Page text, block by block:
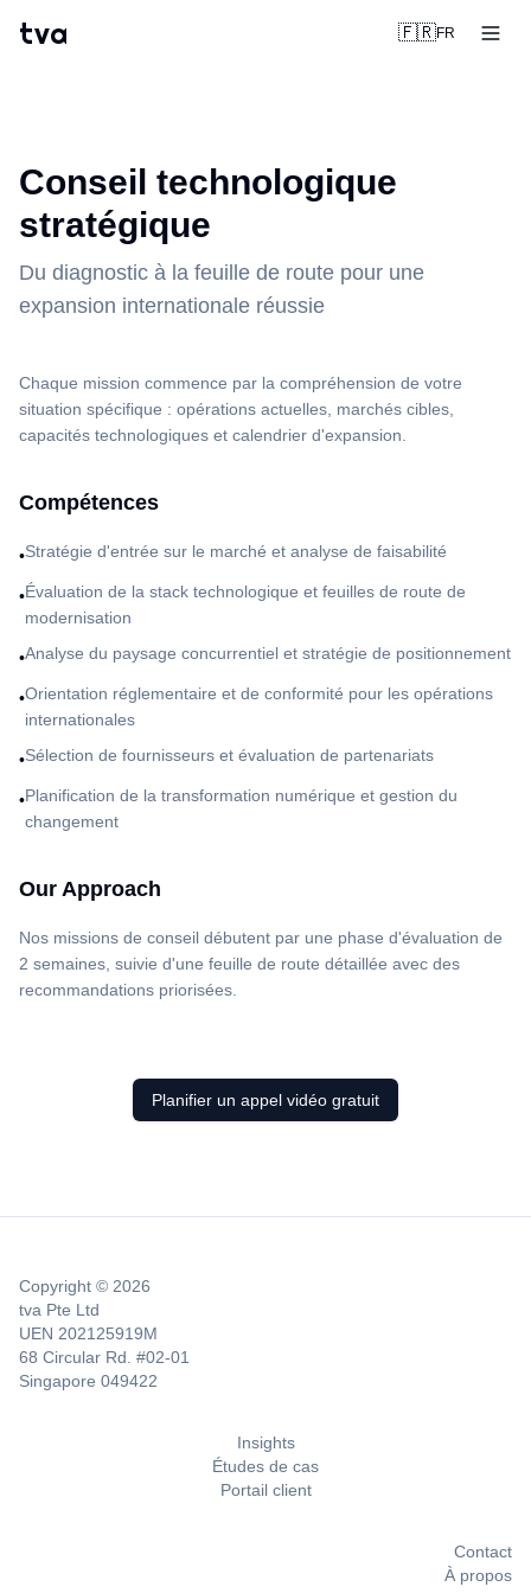
tva 🇫🇷FR
Conseil technologique
stratégique
Du diagnostic à la feuille de route pour une
expansion internationale réussie
Chaque mission commence par la compréhension de votre
situation spécifique : opérations actuelles, marchés cibles,
capacités technologiques et calendrier d'expansion.
Compétences
•Stratégie d'entrée sur le marché et analyse de faisabilité
•Évaluation de la stack technologique et feuilles de route de
modernisation
•Analyse du paysage concurrentiel et stratégie de positionnement
•Orientation réglementaire et de conformité pour les opérations
internationales
•Sélection de fournisseurs et évaluation de partenariats
•Planification de la transformation numérique et gestion du
changement
Our Approach
Nos missions de conseil débutent par une phase d'évaluation de
2 semaines, suivie d'une feuille de route détaillée avec des
recommandations priorisées.
Planifier un appel vidéo gratuit
Copyright © 2026
tva Pte Ltd
UEN 202125919M
68 Circular Rd. #02-01
Singapore 049422
Insights
Études de cas
Portail client
Contact
À propos